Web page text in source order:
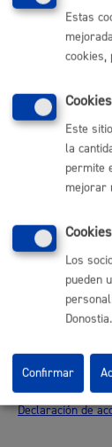
Otras páginas
Donostia Kultura
Donostia Turismo
Fomento de San
© Donostiako
Ijentea 1, 20003
Aviso legal
Política de
Política de cookies
Declaración de
Estas
cookies,
Este
la
permite
mejorar
Los
pueden
Confirmar